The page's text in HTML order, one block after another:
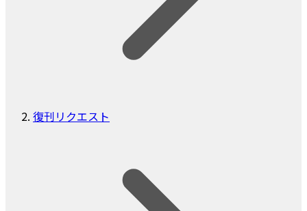
復刊リクエスト